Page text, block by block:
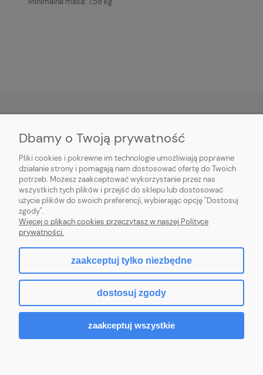
O NAS
INFORMACJE
PŁATNOŚCI I DOSTAWA
POMOC
MOJE KONTO
2026 © komputerydlafirm.pl - wszystkie prawa zastrzeżone.
pokaż pełną wersję strony
Dbamy o Twoją prywatność
Pliki cookies i pokrewne im technologie umożliwiają poprawne
działanie strony i pomagają nam dostosować ofertę do Twoich
potrzeb. Możesz zaakceptować wykorzystanie przez nas
wszystkich tych plików i przejść do sklepu lub dostosować
użycie plików do swoich preferencji, wybierając opcję "Dostosuj
zgody".
Więcej o plikach cookies przeczytasz w naszej Polityce
prywatności.
zaakceptuj tylko niezbędne
dostosuj zgody
zaakceptuj wszystkie